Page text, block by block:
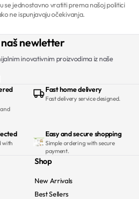
se jednostavno vratiti prema našoj politici
ne ispunjavaju očekivanja.
newletter
inovativnim proizvodima iz naše
Fast home delivery
Fast delivery service designed.
with
Easy and secure shopping
Simple ordering with secure
payment.
Shop
New Arrivals
Best Sellers